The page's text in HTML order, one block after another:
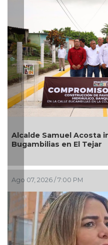
Pedro de Jesús Rosado
como alcalde suplente
Ago 07, 2026 / 5:53 PM